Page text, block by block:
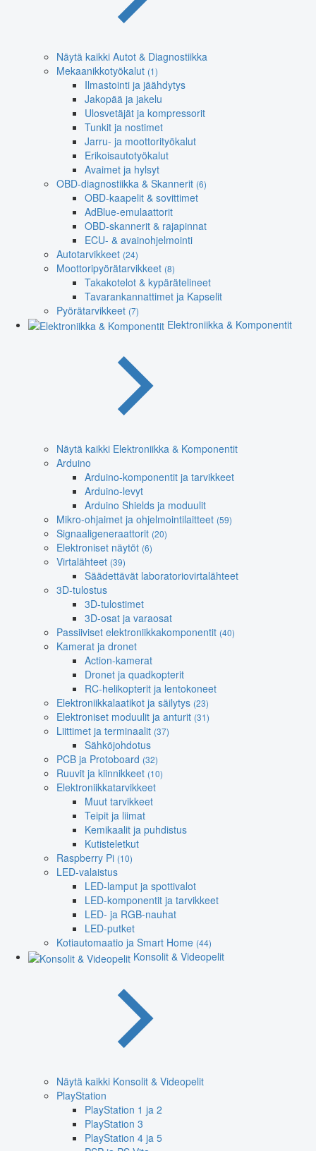
Näytä kaikki Autot & Diagnostiikka
Mekaanikkotyökalut (1)
Ilmastointi ja jäähdytys
Jakopää ja jakelu
Ulosvetäjät ja kompressorit
Tunkit ja nostimet
Jarru- ja moottorityökalut
Erikoisautotyökalut
Avaimet ja hylsyt
OBD-diagnostiikka & Skannerit (6)
OBD-kaapelit & sovittimet
AdBlue-emulaattorit
OBD-skannerit & rajapinnat
ECU- & avainohjelmointi
Autotarvikkeet (24)
Moottoripyörätarvikkeet (8)
Takakotelot & kypärätelineet
Tavarankannattimet ja Kapselit
Pyörätarvikkeet (7)
Elektroniikka & Komponentit
Näytä kaikki Elektroniikka & Komponentit
Arduino
Arduino-komponentit ja tarvikkeet
Arduino-levyt
Arduino Shields ja moduulit
Mikro-ohjaimet ja ohjelmointilaitteet (59)
Signaaligeneraattorit (20)
Elektroniset näytöt (6)
Virtalähteet (39)
Säädettävät laboratoriovirtalähteet
3D-tulostus
3D-tulostimet
3D-osat ja varaosat
Passiiviset elektroniikkakomponentit (40)
Kamerat ja dronet
Action-kamerat
Dronet ja quadkopterit
RC-helikopterit ja lentokoneet
Elektroniikkalaatikot ja säilytys (23)
Elektroniset moduulit ja anturit (31)
Liittimet ja terminaalit (37)
Sähköjohdotus
PCB ja Protoboard (32)
Ruuvit ja kiinnikkeet (10)
Elektroniikkatarvikkeet
Muut tarvikkeet
Teipit ja liimat
Kemikaalit ja puhdistus
Kutisteletkut
Raspberry Pi (10)
LED-valaistus
LED-lamput ja spottivalot
LED-komponentit ja tarvikkeet
LED- ja RGB-nauhat
LED-putket
Kotiautomaatio ja Smart Home (44)
Konsolit & Videopelit
Näytä kaikki Konsolit & Videopelit
PlayStation
PlayStation 1 ja 2
PlayStation 3
PlayStation 4 ja 5